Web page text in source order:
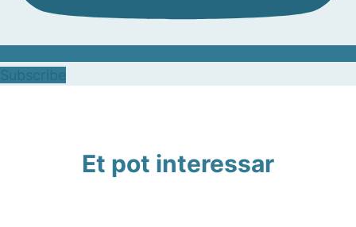
Et pot interessar